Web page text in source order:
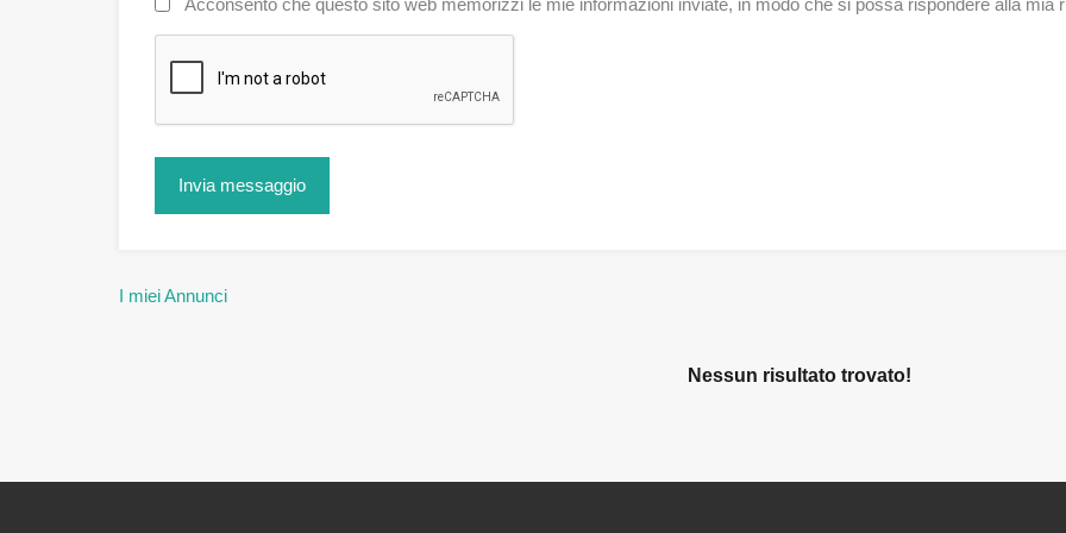
I miei Annunci
Nessun risultato trovato!